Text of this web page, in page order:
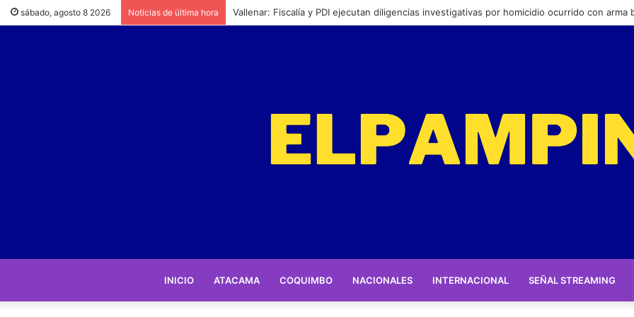
sábado, agosto 8 2026 Noticias de última hora SAG reitera llamado a feriantes a inscribirse ante el servicio
INICIO ATACAMA COQUIMBO NACIONALES INTERNACIONAL SEÑAL STREAMING